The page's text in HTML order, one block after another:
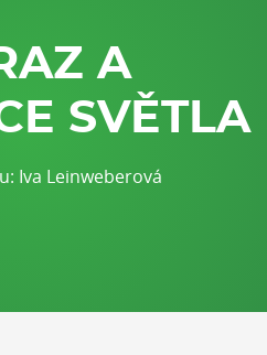
A
SVĚTLA
Iva Leinweberová